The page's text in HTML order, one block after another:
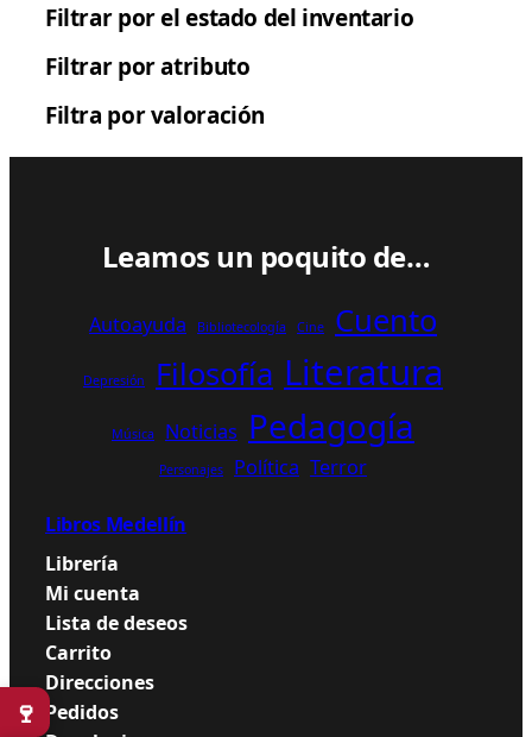
Filtrar por el estado del inventario
Filtrar por atributo
Filtra por valoración
Leamos un poquito de…
Autoayuda Bibliotecología Cine Cuento
Depresión Filosofía Literatura
Música Noticias Pedagogía
Personajes Política Terror
Libros Medellín
Librería
Mi cuenta
Lista de deseos
Carrito
Direcciones
Pedidos
🍷